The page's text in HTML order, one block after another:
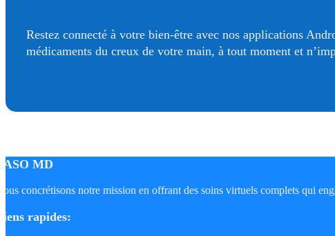
Restez connecté à votre bien-être avec nos applications
médicaments du creux de votre main, à tout moment et
MD
concrétisons notre mission en offrant des soins virtuels complets qui
rapides: